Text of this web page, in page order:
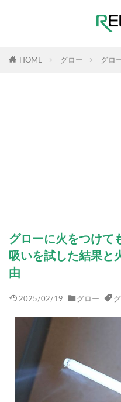
HOME グロー グロ
グローに火をつけて
吸いを試した結果と
由
2025/02/19 グロー